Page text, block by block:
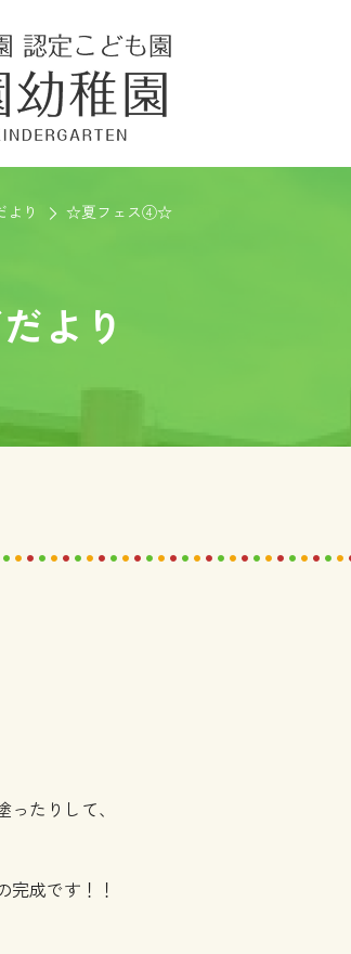
り ☆夏フェス④☆
より
たりして、
成です！！